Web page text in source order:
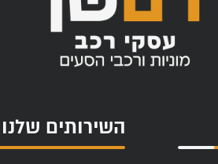
השירותים שלנו